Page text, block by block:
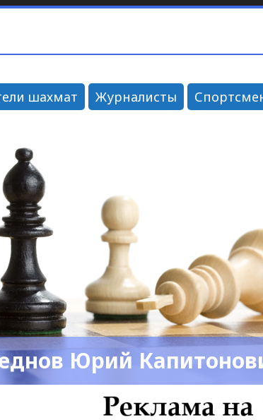
шахмат Журналисты
Юрий